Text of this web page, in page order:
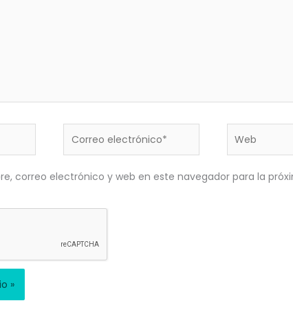
electrónico*
correo electrónico y web en este navegador para la